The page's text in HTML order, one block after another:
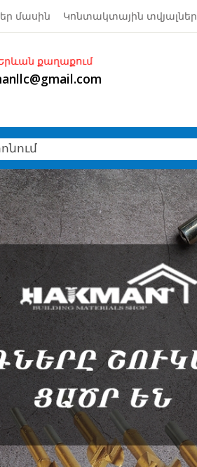
մասին Կոնտակտային տվյալներ